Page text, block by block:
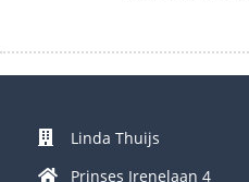
Linda Thuijs
Prinses Irenelaan 4